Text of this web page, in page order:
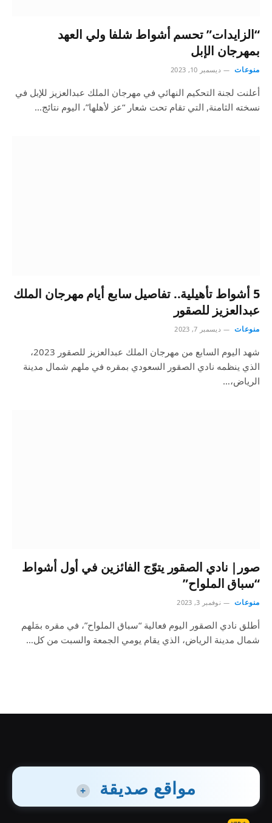
“الزايدات” تحسم أشواط شلفا ولي العهد
بمهرجان الإبل
منوعات ديسمبر 10, 2023
أعلنت لجنة التحكيم النهائي في مهرجان الملك عبدالعزيز للإبل في
نسخته الثامنة, التي تقام تحت شعار “عز لأهلها”، اليوم نتائج…
5 أشواط تأهيلية.. تفاصيل سابع أيام مهرجان الملك
عبدالعزيز للصقور
منوعات ديسمبر 7, 2023
شهد اليوم السابع من مهرجان الملك عبدالعزيز للصقور 2023،
الذي ينظمه نادي الصقور السعودي بمقره في ملهم شمال مدينة
الرياض،…
صور| نادي الصقور يتوّج الفائزين في أول أشواط
“سباق الملواح”
منوعات نوفمبر 3, 2023
أطلق نادي الصقور اليوم فعالية “سباق الملواح”، في مقره بمَلهم
شمال مدينة الرياض، الذي يقام يومي الجمعة والسبت من كل…
مواقع صديقة +